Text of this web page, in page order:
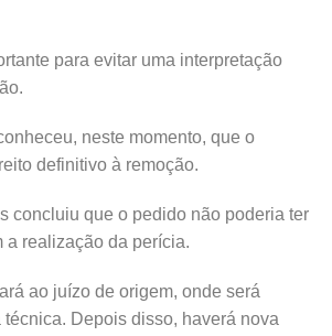
para evitar uma interpretação
neste momento, que o
definitivo à remoção.
concluiu que o pedido não poderia ter
a realização da perícia.
ao juízo de origem, onde será
técnica. Depois disso, haverá nova